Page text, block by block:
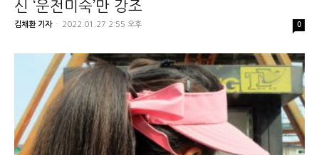
신 ‘운전미숙’만 강조
김채환 기자 - 2022.01.27 2:55 오후 0